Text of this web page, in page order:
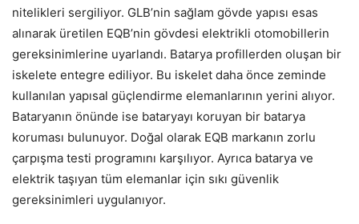
nitelikleri sergiliyor. GLB’nin sağlam gövde yapısı esas
alınarak üretilen EQB’nin gövdesi elektrikli otomobillerin
gereksinimlerine uyarlandı. Batarya profillerden oluşan bir
iskelete entegre ediliyor. Bu iskelet daha önce zeminde
kullanılan yapısal güçlendirme elemanlarının yerini alıyor.
Bataryanın önünde ise bataryayı koruyan bir batarya
koruması bulunuyor. Doğal olarak EQB markanın zorlu
çarpışma testi programını karşılıyor. Ayrıca batarya ve
elektrik taşıyan tüm elemanlar için sıkı güvenlik
gereksinimleri uygulanıyor.